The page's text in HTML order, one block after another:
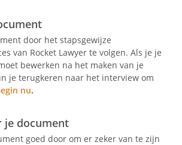
dagelijks schoon te
waaronder in ieder
het schoonmaken
bestek, glaswerk,
door het stapsgewijze
van Rocket Lawyer te volgen. Als je je
bewerken na het maken van je
je terugkeren naar het interview om
nu.
je document
goed door om er zeker van te zijn